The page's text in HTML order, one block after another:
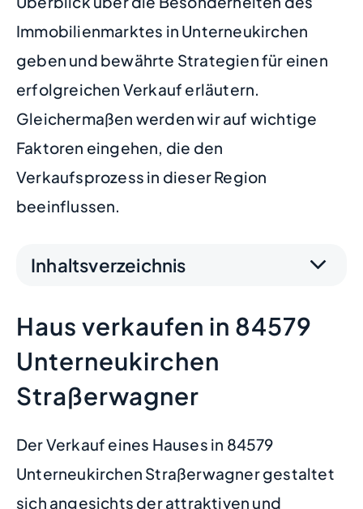
Immobilienmarktes in Unterneukirchen
geben und bewährte Strategien für einen
erfolgreichen Verkauf erläutern.
Gleichermaßen werden wir auf wichtige
Faktoren eingehen, die den
Verkaufsprozess in dieser Region
beeinflussen.
Inhaltsverzeichnis
Haus verkaufen in 84579
Unterneukirchen
Straßerwagner
Der Verkauf eines Hauses in 84579
Unterneukirchen Straßerwagner gestaltet
sich angesichts der attraktiven und